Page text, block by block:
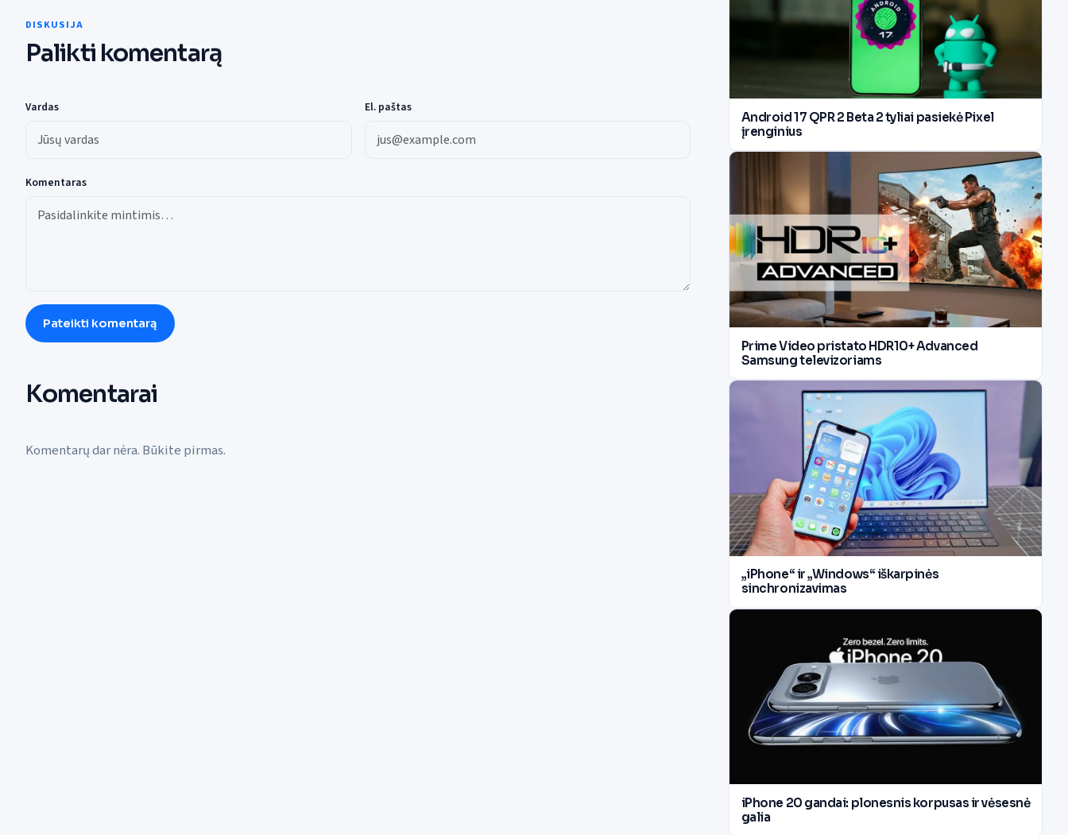
DISKUSIJA
Palikti komentarą
Vardas El. paštas
Komentaras
Pateikti komentarą
Komentarai
Komentarų dar nėra. Būkite pirmas.
Android 17 QPR 2 Beta 2 tyliai pasiekė Pixel
įrenginius
Prime Video pristato HDR10+ Advanced
Samsung televizoriams
„iPhone“ ir „Windows“ iškarpinės
sinchronizavimas
iPhone 20 gandai: plonesnis korpusas ir vėsesnė
galia